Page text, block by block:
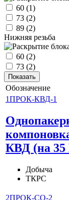
60 (1)
73 (2)
89 (2)
Нижняя резьба
60 (2)
73 (2)
Обозначение
1ПРОК-КВД-1
КВД (на
Добыча
ТКРС
2ПРОК-СО-2